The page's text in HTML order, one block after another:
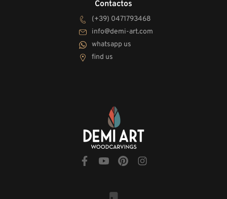
Contactos
(+39) 0471793468
info@demi-art.com
whatsapp us
find us